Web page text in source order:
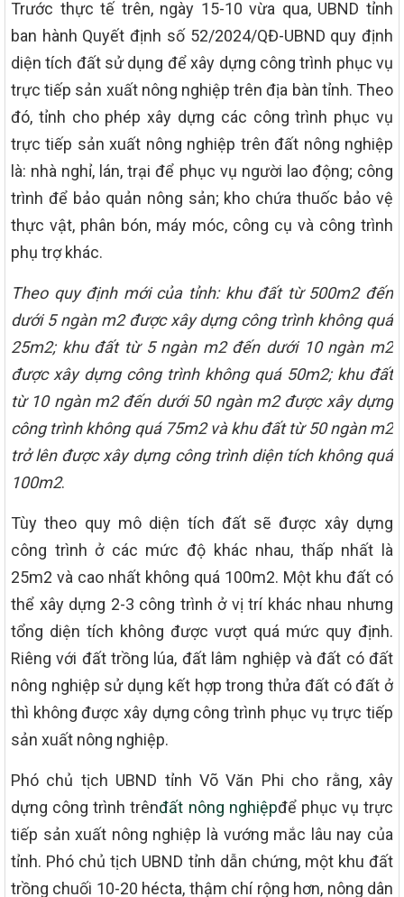
Trước thực tế trên, ngày 15-10 vừa qua, UBND tỉnh
ban hành Quyết định số 52/2024/QĐ-UBND quy định
diện tích đất sử dụng để xây dựng công trình phục vụ
trực tiếp sản xuất nông nghiệp trên địa bàn tỉnh. Theo
đó, tỉnh cho phép xây dựng các công trình phục vụ
trực tiếp sản xuất nông nghiệp trên đất nông nghiệp
là: nhà nghỉ, lán, trại để phục vụ người lao động; công
trình để bảo quản nông sản; kho chứa thuốc bảo vệ
thực vật, phân bón, máy móc, công cụ và công trình
phụ trợ khác.
Theo quy định mới của tỉnh: khu đất từ 500m2 đến
dưới 5 ngàn m2 được xây dựng công trình không quá
25m2; khu đất từ 5 ngàn m2 đến dưới 10 ngàn m2
được xây dựng công trình không quá 50m2; khu đất
từ 10 ngàn m2 đến dưới 50 ngàn m2 được xây dựng
công trình không quá 75m2 và khu đất từ 50 ngàn m2
trở lên được xây dựng công trình diện tích không quá
100m2.
Tùy theo quy mô diện tích đất sẽ được xây dựng
công trình ở các mức độ khác nhau, thấp nhất là
25m2 và cao nhất không quá 100m2. Một khu đất có
thể xây dựng 2-3 công trình ở vị trí khác nhau nhưng
tổng diện tích không được vượt quá mức quy định.
Riêng với đất trồng lúa, đất lâm nghiệp và đất có đất
nông nghiệp sử dụng kết hợp trong thửa đất có đất ở
thì không được xây dựng công trình phục vụ trực tiếp
sản xuất nông nghiệp.
Phó chủ tịch UBND tỉnh Võ Văn Phi cho rằng, xây
dựng công trình trênđất nông nghiệpđể phục vụ trực
tiếp sản xuất nông nghiệp là vướng mắc lâu nay của
tỉnh. Phó chủ tịch UBND tỉnh dẫn chứng, một khu đất
trồng chuối 10-20 hécta, thậm chí rộng hơn, nông dân